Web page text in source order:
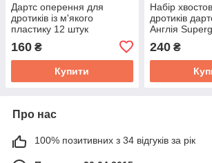
Дартс оперення для
дротиків із м'якого
пластику 12 штук
160 ₴
Купити
Набір
дротиків
Англія
240₴
Про нас
100% позитивних з 34 відгуків за рік